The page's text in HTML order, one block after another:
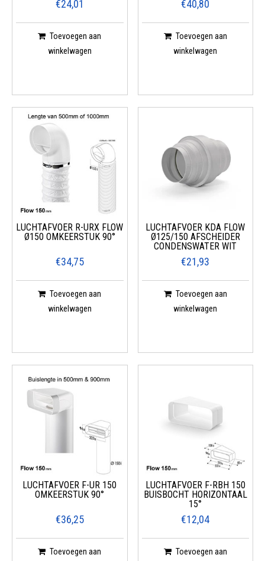
€24,01
Toevoegen aan
winkelwagen
€40,80
Toevoegen aan
winkelwagen
LUCHTAFVOER R-URX FLOW
Ø150 OMKEERSTUK 90°
€34,75
Toevoegen aan
winkelwagen
LUCHTAFVOER KDA FLOW
Ø125/150 AFSCHEIDER
CONDENSWATER WIT
€21,93
Toevoegen aan
winkelwagen
LUCHTAFVOER F-UR 150
OMKEERSTUK 90°
€36,25
Toevoegen aan
LUCHTAFVOER F-RBH 150
BUISBOCHT HORIZONTAAL
15°
€12,04
Toevoegen aan